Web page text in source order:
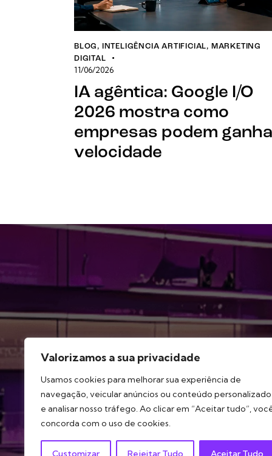
Valorizamos a sua privacidade
Usamos cookies para melhorar sua experiência de
navegação, veicular anúncios ou conteúdo personalizado
e analisar nosso tráfego. Ao clicar em “Aceitar tudo”,
concorda com o uso de cookies.
Customizar Rejeitar Tudo Aceitar Tudo
BLOG , INTELIGÊNCIA ARTIFICIAL, MARKETING
DIGITAL
11/06/2026
IA agêntica: Google I/O
2026 mostra como
empresas podem
velocidade